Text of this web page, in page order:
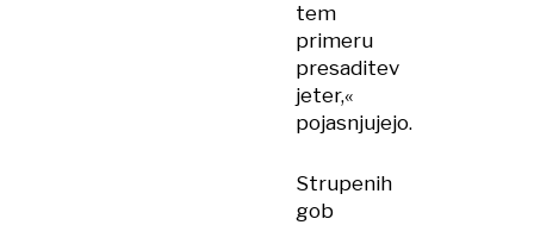
tem
primeru
presaditev
jeter,«
pojasnjujejo.
Strupenih
gob